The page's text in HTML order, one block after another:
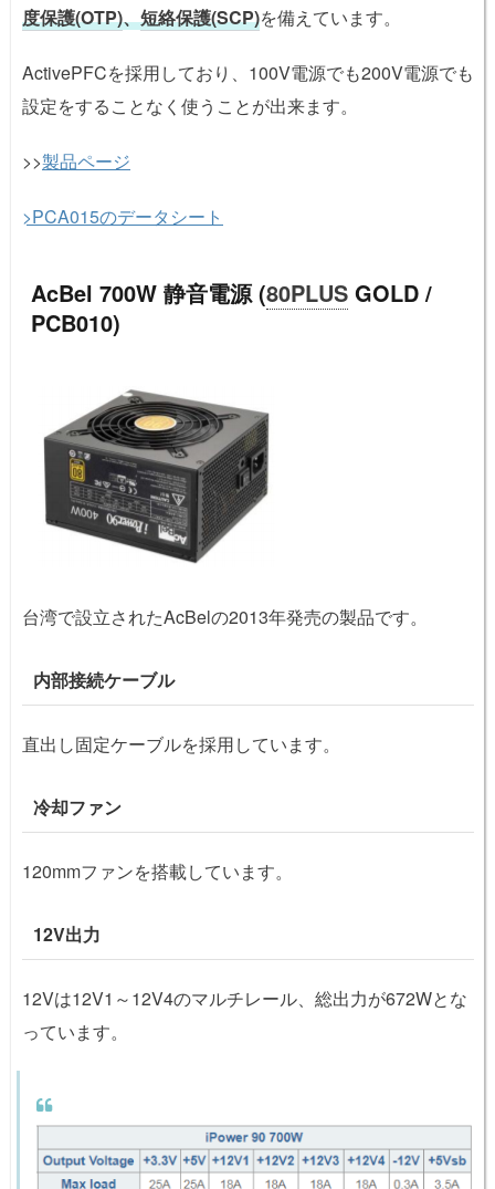
度保護(OTP)、短絡保護(SCP)を備えています。
ActivePFCを採用しており、100V電源でも200V電源でも
設定をすることなく使うことが出来ます。
>>製品ページ
>PCA015のデータシート
AcBel 700W 静音電源 (80PLUS GOLD /
PCB010)
台湾で設立されたAcBelの2013年発売の製品です。
内部接続ケーブル
直出し固定ケーブルを採用しています。
冷却ファン
120mmファンを搭載しています。
12V出力
12Vは12V1～12V4のマルチレール、総出力が672Wとな
っています。